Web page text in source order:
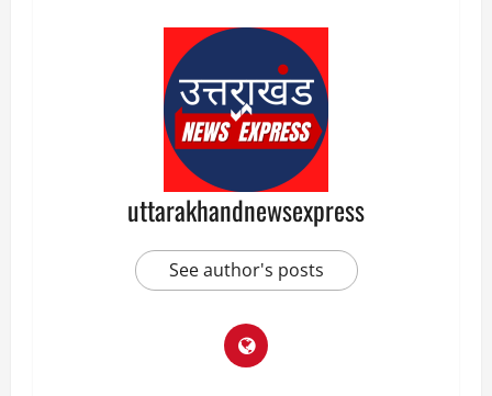
uttarakhandnewsexpress
See author's posts